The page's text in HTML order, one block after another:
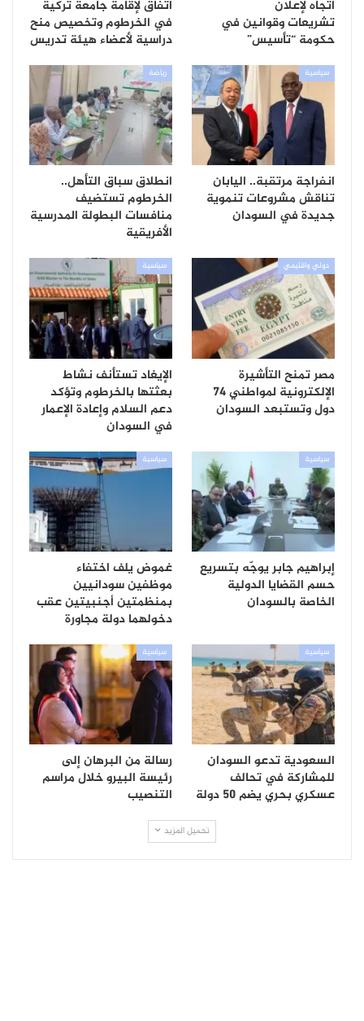
اتجاه لإعلان
تشريعات وقوانين في
حكومة “تأسيس”
اتفاق لإقامة جامعة تركية
في الخرطوم وتخصيص منح
دراسية لأعضاء هيئة تدريس
سياسية
انفراجة مرتقبة.. اليابان
تناقش مشروعات تنموية
جديدة في السودان
رياضة
انطلاق سباق التأهل..
الخرطوم تستضيف
منافسات البطولة المدرسية
الأفريقية
دولي واقليمي
مصر تمنح التأشيرة
الإلكترونية لمواطني 74
دول وتستبعد السودان
سياسية
الإيغاد تستأنف نشاط
بعثتها بالخرطوم وتؤكد
دعم السلام وإعادة الإعمار
في السودان
سياسية
إبراهيم جابر يوجّه بتسريع
حسم القضايا الدولية
الخاصة بالسودان
سياسية
غموض يلف اختفاء
موظفين سودانيين
بمنظمتين أجنبيتين عقب
دخولهما دولة مجاورة
سياسية
السعودية تدعو السودان
للمشاركة في تحالف
عسكري بحري يضم 50 دولة
سياسية
رسالة من البرهان إلى
رئيسة البيرو خلال مراسم
التنصيب
تحميل المزيد